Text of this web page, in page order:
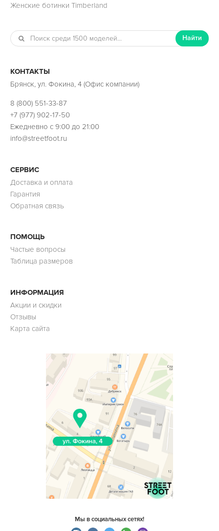
Женские ботинки Timberland
Найти
КОНТАКТЫ
Брянск, ул. Фокина, 4 (Офис компании)
8 (800) 551-33-87
+7 (977) 902-17-50
Ежедневно с 9:00 до 21:00
info@streetfoot.ru
СЕРВИС
Доставка и оплата
Гарантия
Обратная связь
ПОМОЩЬ
Частые вопросы
Таблица размеров
ИНФОРМАЦИЯ
Акции и скидки
Отзывы
Карта сайта
Мы в социальных сетях!